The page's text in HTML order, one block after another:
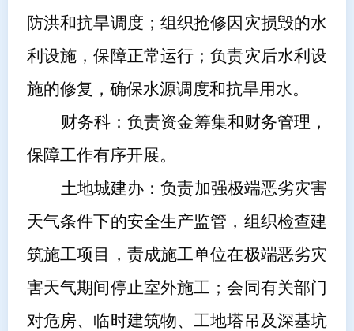
防洪和抗旱调度；组织抢修因灾损毁的水
利设施，保障正常运行；负责灾后水利设
施的修复，确保水源调度和抗旱用水。
财务科：负责资金筹集和财务管理，
保障工作有序开展。
土地城建办 ：负责加强极端恶劣灾害
天气条件下的安全生产监管，组织检查建
筑施工项目，责成施工单位在极端恶劣灾
害天气期间停止室外施工；会同有关部门
对危房、临时建筑物、工地塔吊及深基坑